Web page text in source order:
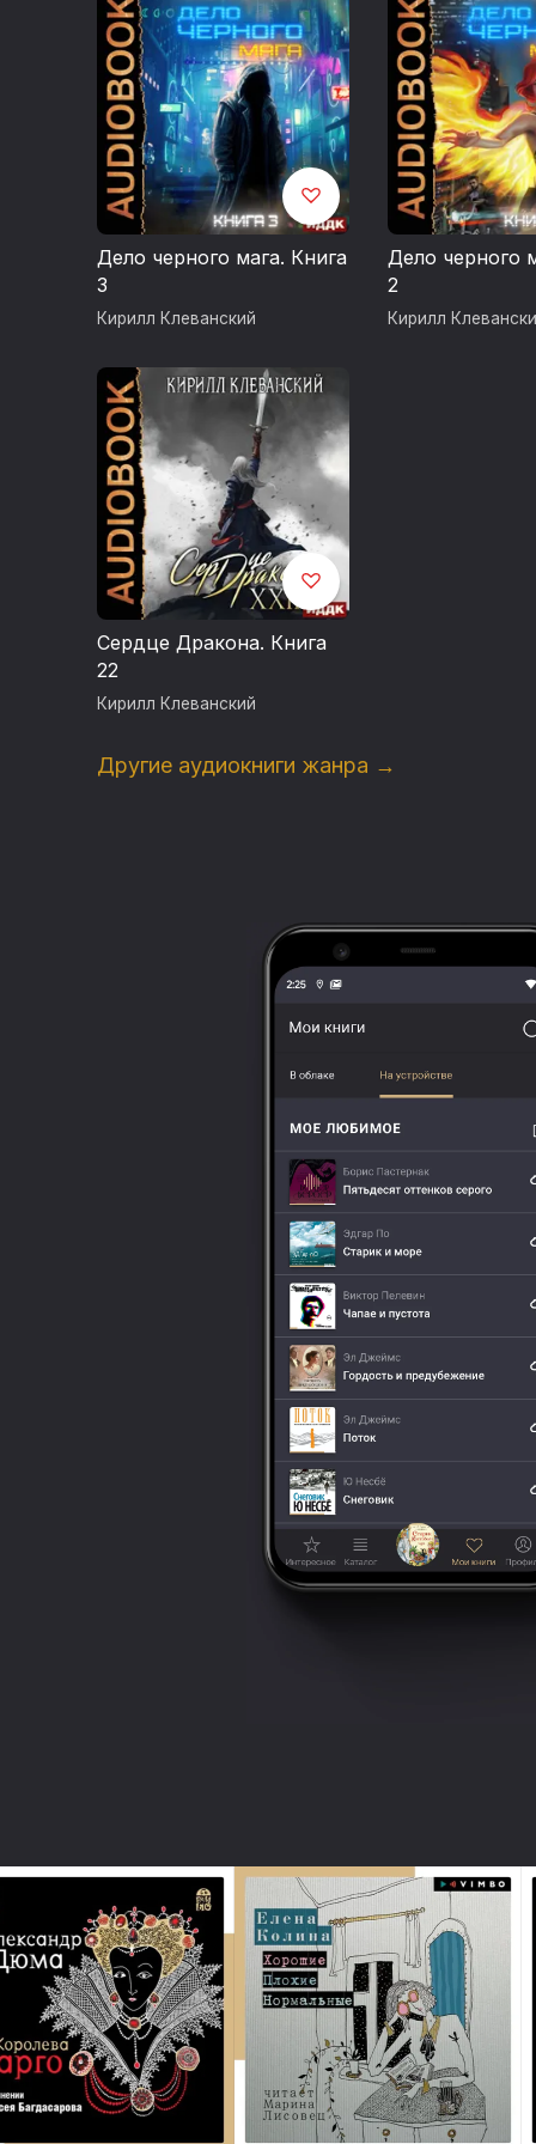
Дело черного мага. Книга
3
Кирилл Клеванский
Дело черного
2
Кирилл
Сердце Дракона. Книга
22
Кирилл Клеванский
Другие аудиокниги жанра →